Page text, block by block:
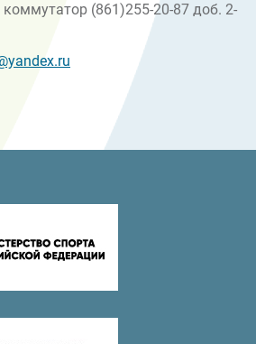
коммутатор (861)255-20-87 доб. 2-